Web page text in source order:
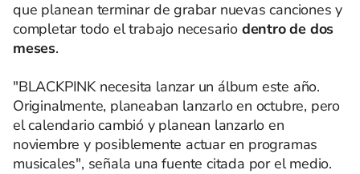
que planean terminar de grabar nuevas canciones y
completar todo el trabajo necesario dentro de dos
meses.
"BLACKPINK necesita lanzar un álbum este año.
Originalmente, planeaban lanzarlo en octubre, pero
el calendario cambió y planean lanzarlo en
noviembre y posiblemente actuar en programas
musicales", señala una fuente citada por el medio.